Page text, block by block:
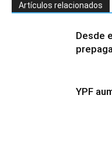
Artículos relacionados
Desde
YPF